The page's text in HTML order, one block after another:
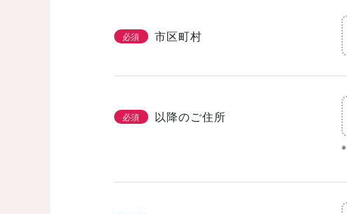
必須 市区町村
必須 以降のご住所
※